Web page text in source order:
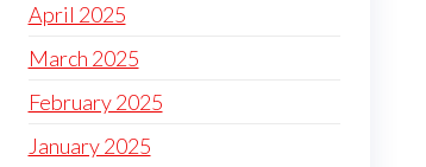
April 2025
March 2025
February 2025
January 2025